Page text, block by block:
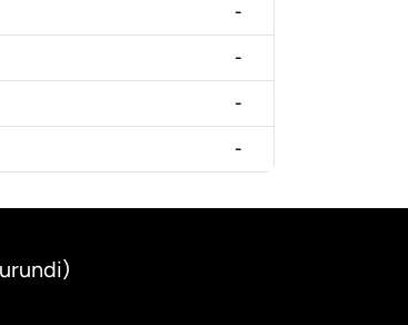
-
-
-
-